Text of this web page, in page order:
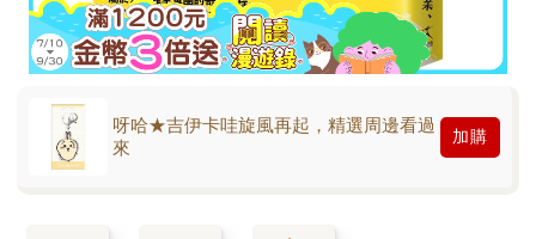
呀哈★吉伊卡哇旋風再起，精選周邊看過
來
加購